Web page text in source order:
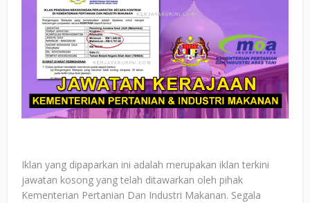
Iklan yang dipaparkan ini adalah merupakan iklan terkini
jawatan kosong yang telah ditawarkan oleh pihak
Kementerian Pertanian Dan Industri Makanan. Segala